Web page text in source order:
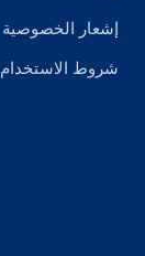
إشعار الخصوصية
شروط الاستخدام